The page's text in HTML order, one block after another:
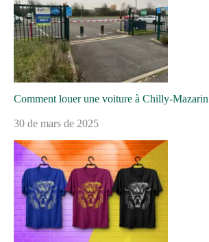
Comment louer une voiture à Chilly-
30 de mars de 2025